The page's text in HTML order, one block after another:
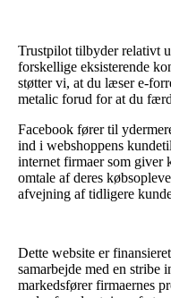
Trustpilot tilbyder relativt
forskellige eksisterende
støtter vi, at du læser e-
metalic forud for at du
Facebook fører til
ind i webshoppens
internet firmaer som giver
omtale af deres
afvejning af tidligere
Dette website er
samarbejde med en stribe
markedsfører firmaernes